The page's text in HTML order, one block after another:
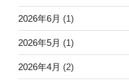
2026年6月 (1)
2026年5月 (1)
2026年4月 (2)